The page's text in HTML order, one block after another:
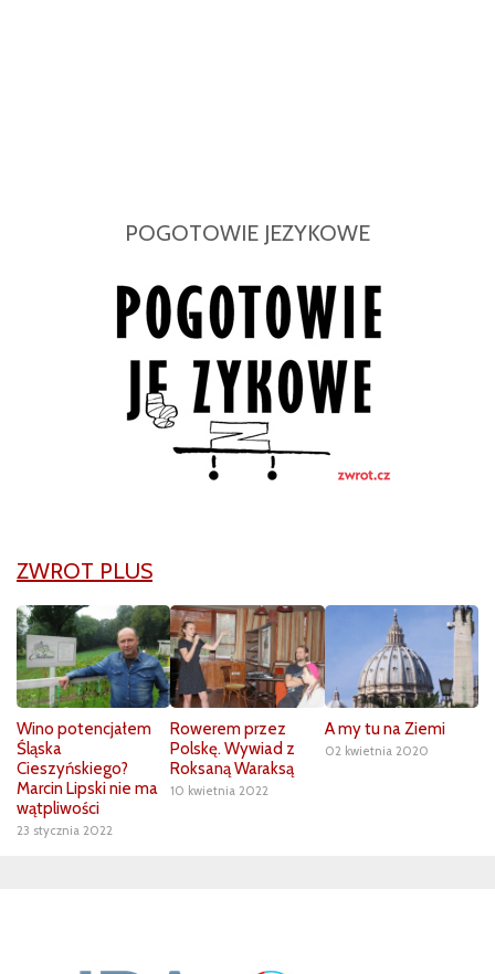
POGOTOWIE JEZYKOWE
ZWROT PLUS
Wino potencjałem
Śląska
Cieszyńskiego?
Marcin Lipski nie ma
wątpliwości
23 stycznia 2022
Rowerem przez
Polskę. Wywiad z
Roksaną Waraksą
10 kwietnia 2022
A my tu na Ziemi
02 kwietnia 2020